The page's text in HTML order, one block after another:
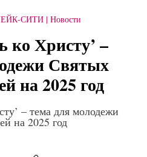
СИТИ Новости
ко Христу’ –
Святых
на 2025 год
– тема для молодежи
на 2025 год